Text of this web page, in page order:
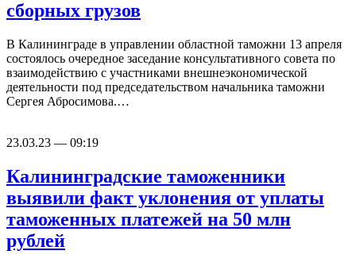
сборных грузов
В Калининграде в управлении областной таможни 13 апреля
состоялось очередное заседание консультативного совета по
взаимодействию с участниками внешнеэкономической
деятельности под председательством начальника таможни
Сергея Абросимова.…
23.03.23 — 09:19
Калининградские таможенники
выявили факт уклонения от уплаты
таможенных платежей на 50 млн
рублей